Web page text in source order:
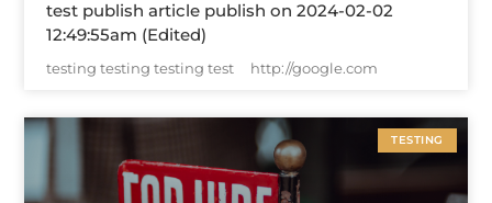
test publish article publish on 2024-02-02
12:49:55am (Edited)
testing testing testing test http://google.com
TESTING